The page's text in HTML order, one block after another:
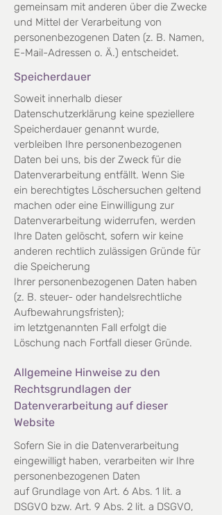
gemeinsam mit anderen über die Zwecke
und Mittel der Verarbeitung von
personenbezogenen Daten (z. B. Namen,
E-Mail-Adressen o. Ä.) entscheidet.
Speicherdauer
Soweit innerhalb dieser
Datenschutzerklärung keine speziellere
Speicherdauer genannt wurde,
verbleiben Ihre personenbezogenen
Daten bei uns, bis der Zweck für die
Datenverarbeitung entfällt. Wenn Sie
ein berechtigtes Löschersuchen geltend
machen oder eine Einwilligung zur
Datenverarbeitung widerrufen, werden
Ihre Daten gelöscht, sofern wir keine
anderen rechtlich zulässigen Gründe für
die Speicherung
Ihrer personenbezogenen Daten haben
(z. B. steuer- oder handelsrechtliche
Aufbewahrungsfristen);
im letztgenannten Fall erfolgt die
Löschung nach Fortfall dieser Gründe.
Allgemeine Hinweise zu den
Rechtsgrundlagen der
Datenverarbeitung auf dieser
Website
Sofern Sie in die Datenverarbeitung
eingewilligt haben, verarbeiten wir Ihre
personenbezogenen Daten
auf Grundlage von Art. 6 Abs. 1 lit. a
DSGVO bzw. Art. 9 Abs. 2 lit. a DSGVO,